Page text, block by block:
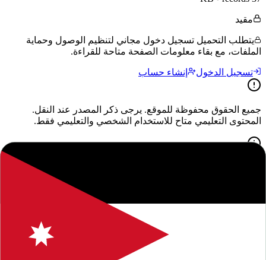
مقيد
يتطلب التحميل تسجيل دخول مجاني لتنظيم الوصول وحماية
الملفات، مع بقاء معلومات الصفحة متاحة للقراءة.
تسجيل الدخول إنشاء حساب
جميع الحقوق محفوظة للموقع. يرجى ذكر المصدر عند النقل.
المحتوى التعليمي متاح للاستخدام الشخصي والتعليمي فقط.
يقدم لكم موقعنا هذا المحتوى المتميز بعنوان"سجل علامات واداء
انجليزي الصف الاول الفصل الاول"ضمن قسم
، وهو جزء من الموارد التعليمية الشاملة التي
نوفرها للطلاب والمعلمين للعام الدراسي